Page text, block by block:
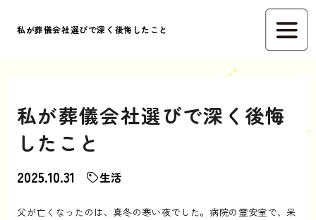
私が葬儀会社選びで深く後悔したこと
私が葬儀会社選びで深く後悔
したこと
2025.10.31 生活
父が亡くなったのは、真冬の寒い夜でした。病院の霊安室で、呆